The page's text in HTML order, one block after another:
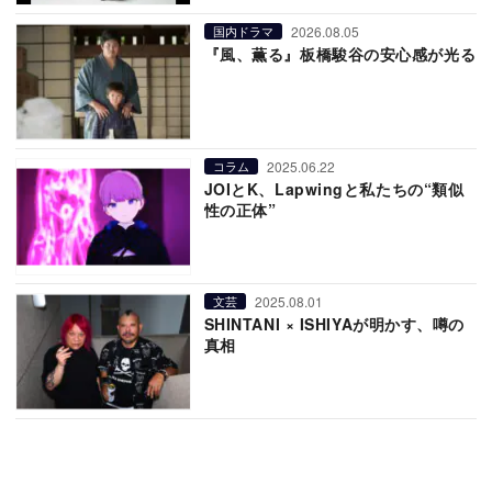
国内ドラマ 2026.08.05
『風、薫る』板橋駿谷の安心感が光る
コラム 2025.06.22
JOIとK、Lapwingと私たちの“類似
性の正体”
文芸 2025.08.01
SHINTANI × ISHIYAが明かす、噂の
真相